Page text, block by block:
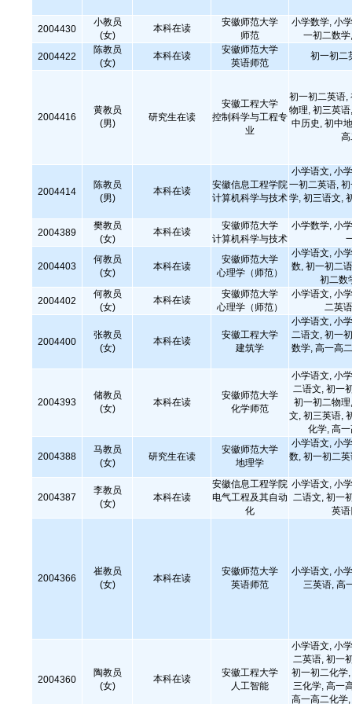
2004430
小教员
(女)
本科在读
安徽师范大学
师范
小学数学, 小
一初二数
2004422
陈教员
(女)
本科在读
安徽师范大学
英语师范
初一初二
2004416
黄教员
(男)
研究生在读
安徽工程大学
控制科学与工程专
业
初一初二英语,
物理, 初三英
中历史, 初中
2004414
陈教员
(男)
本科在读
安徽信息工程学院
计算机科学与技术
小学语文, 小
一初二英语,
学, 初三语文,
2004389
樊教员
(女)
本科在读
安徽师范大学
计算机科学与技术
小学数学, 小
2004403
何教员
(女)
本科在读
安徽师范大学
心理学（师范）
小学语文, 小
数, 初一初二
初二数
2004402
何教员
(女)
本科在读
安徽师范大学
心理学（师范）
小学语文, 小
二英
2004400
张教员
(女)
本科在读
安徽工程大学
建筑学
小学语文, 小
二语文, 初一
数学, 高一高
2004393
储教员
(女)
本科在读
安徽师范大学
化学师范
小学语文, 小
二语文, 初一
初一初二物
文, 初三英语,
化学, 高
2004388
马教员
(女)
研究生在读
安徽师范大学
地理学
小学语文, 小
数, 初一初二
2004387
李教员
(女)
本科在读
安徽信息工程学院
电气工程及其自动
化
小学语文, 小
二语文, 初一
英
2004366
崔教员
(女)
本科在读
安徽师范大学
英语师范
小学语文, 小
三英语, 高
2004360
陶教员
(女)
本科在读
安徽工程大学
人工智能
小学语文, 小
二英语, 初一
初一初二化学
三化学, 高一
高一高二化学